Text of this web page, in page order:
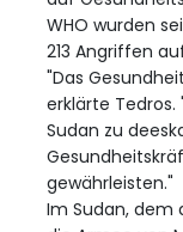
WHO wurden
213 Angriffen
"Das
erklärte Tedros.
Sudan zu
gewährleisten."
Im Sudan, dem